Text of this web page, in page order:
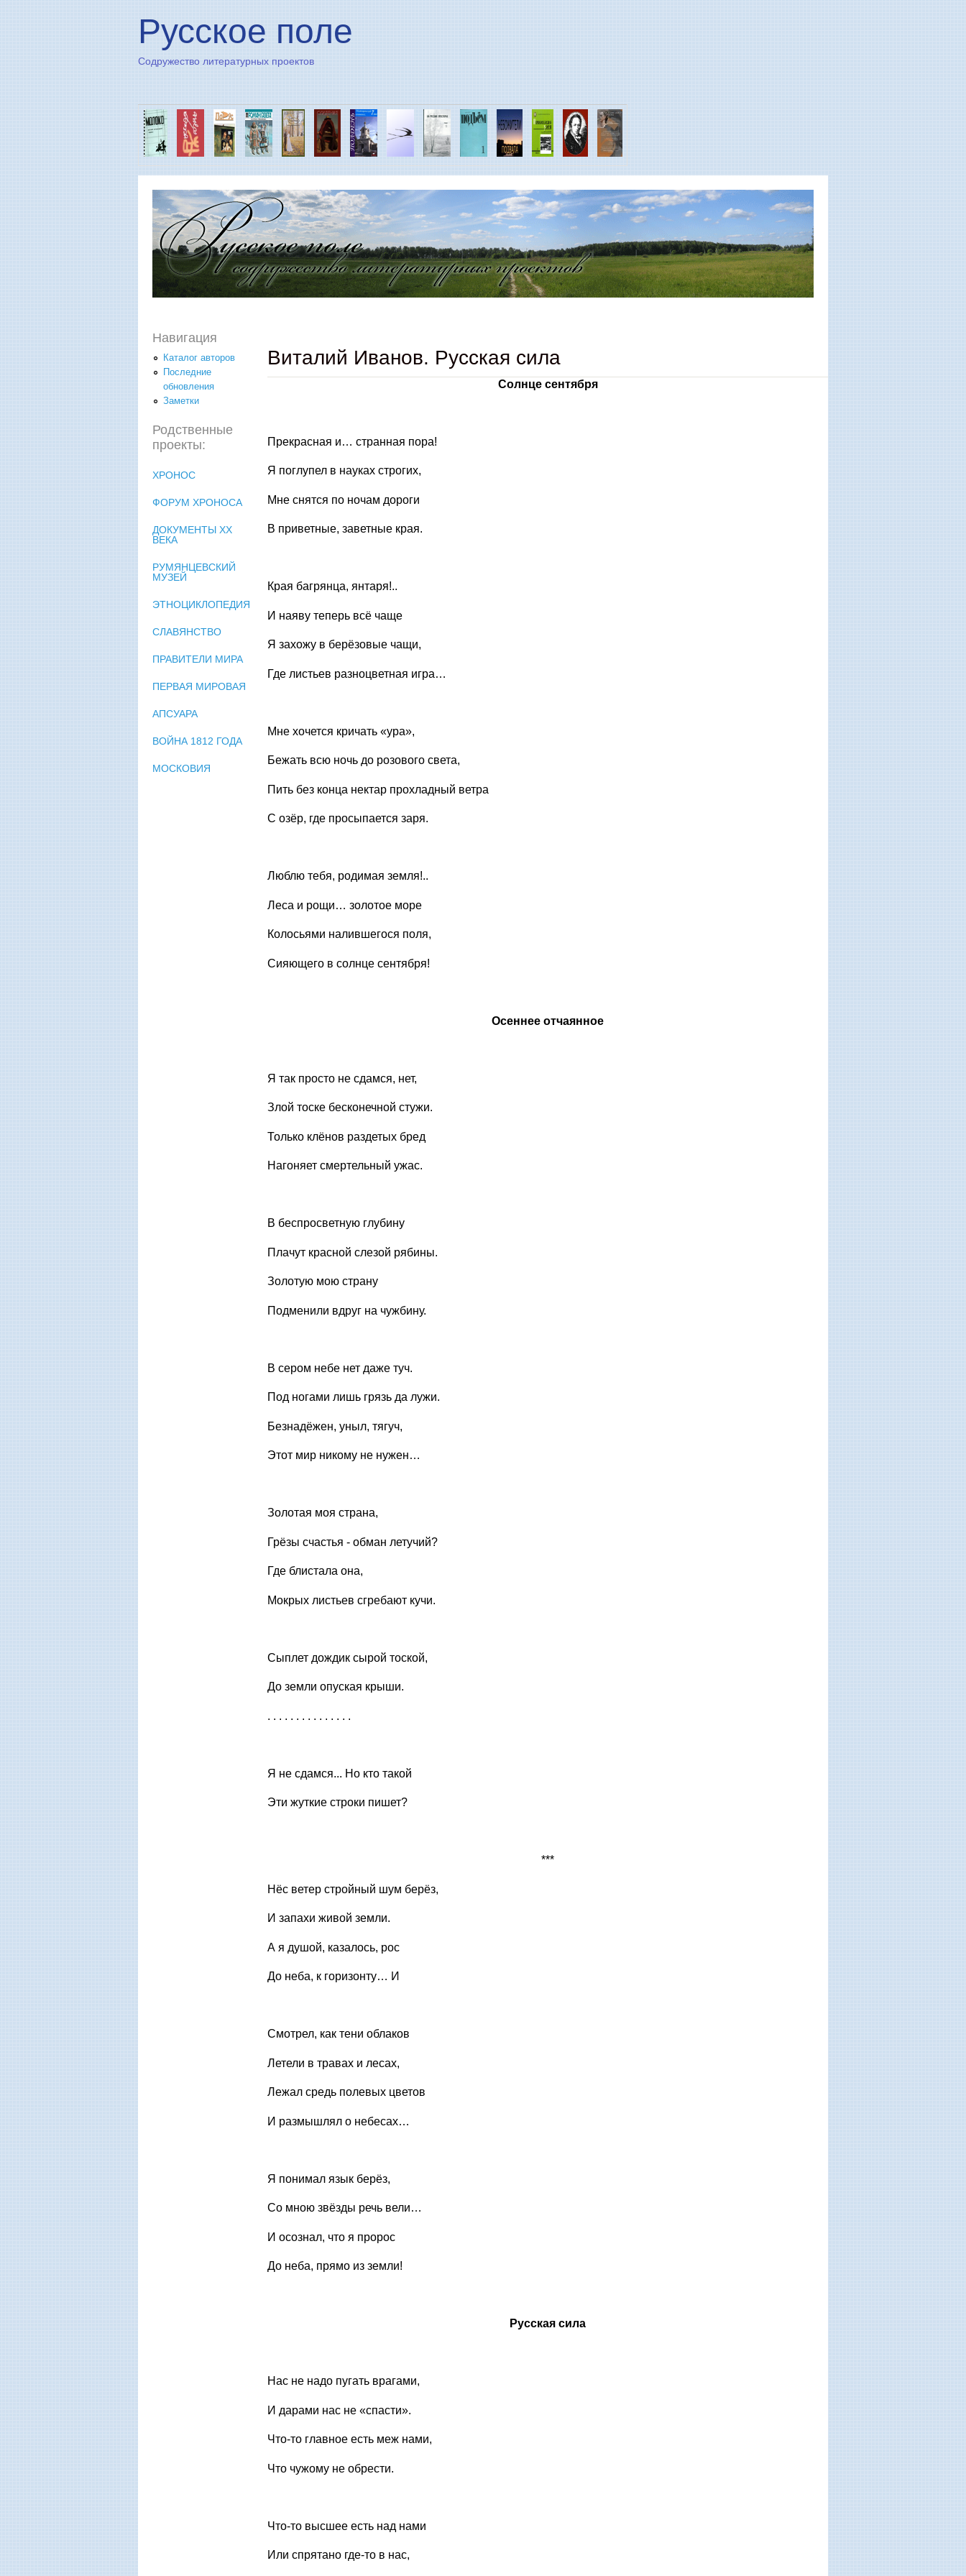
Русское поле
Содружество литературных проектов
Виталий Иванов. Русская сила
Солнце сентября
Прекрасная и… странная пора!
Я поглупел в науках строгих,
Мне снятся по ночам дороги
В приветные, заветные края.
Края багрянца, янтаря!..
И наяву теперь всё чаще
Я захожу в берёзовые чащи,
Где листьев разноцветная игра…
Мне хочется кричать «ура»,
Бежать всю ночь до розового света,
Пить без конца нектар прохладный ветра
С озёр, где просыпается заря.
Люблю тебя, родимая земля!..
Леса и рощи… золотое море
Колосьями налившегося поля,
Сияющего в солнце сентября!
Осеннее отчаянное
Я так просто не сдамся, нет,
Злой тоске бесконечной стужи.
Только клёнов раздетых бред
Нагоняет смертельный ужас.
В беспросветную глубину
Плачут красной слезой рябины.
Золотую мою страну
Подменили вдруг на чужбину.
В сером небе нет даже туч.
Под ногами лишь грязь да лужи.
Безнадёжен, уныл, тягуч,
Этот мир никому не нужен…
Золотая моя страна,
Грёзы счастья - обман летучий?
Где блистала она,
Мокрых листьев сгребают кучи.
Сыплет дождик сырой тоской,
До земли опуская крыши.
. . . . . . . . . . . . . . .
Я не сдамся... Но кто такой
Эти жуткие строки пишет?
***
Нёс ветер стройный шум берёз,
И запахи живой земли.
А я душой, казалось, рос
До неба, к горизонту… И
Смотрел, как тени облаков
Летели в травах и лесах,
Лежал средь полевых цветов
И размышлял о небесах…
Я понимал язык берёз,
Со мною звёзды речь вели…
И осознал, что я пророс
До неба, прямо из земли!
Русская сила
Нас не надо пугать врагами,
И дарами нас не «спасти».
Что-то главное есть меж нами,
Что чужому не обрести.
Что-то высшее есть над нами
Или спрятано где-то в нас,
Навигация
Каталог авторов
Последние
обновления
Заметки
Родственные
проекты:
ХРОНОС
ФОРУМ ХРОНОСА
ДОКУМЕНТЫ XX
ВЕКА
РУМЯНЦЕВСКИЙ
МУЗЕЙ
ЭТНОЦИКЛОПЕДИЯ
СЛАВЯНСТВО
ПРАВИТЕЛИ МИРА
ПЕРВАЯ МИРОВАЯ
АПСУАРА
ВОЙНА 1812 ГОДА
МОСКОВИЯ